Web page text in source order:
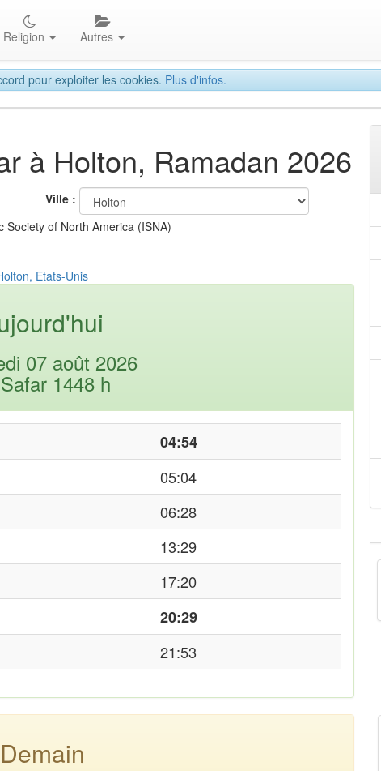
pour exploiter les cookies. Plus d'infos.
Religion Autres
à Holton, Ramadan 2026
Ville :
Society of North America (ISNA)
Etats-Unis
07 août 2026
1448 h
04:54
05:04
06:28
13:29
17:20
20:29
21:53
Demain